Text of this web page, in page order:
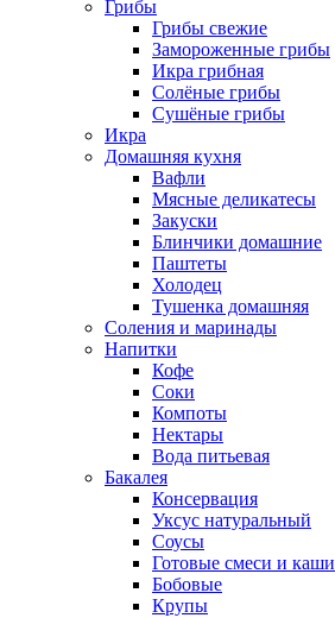
Грибы
Грибы свежие
Замороженные грибы
Икра грибная
Солёные грибы
Сушёные грибы
Икра
Домашняя кухня
Вафли
Мясные деликатесы
Закуски
Блинчики домашние
Паштеты
Холодец
Тушенка домашняя
Соления и маринады
Напитки
Кофе
Соки
Компоты
Нектары
Вода питьевая
Бакалея
Консервация
Уксус натуральный
Соусы
Готовые смеси и каши
Бобовые
Крупы